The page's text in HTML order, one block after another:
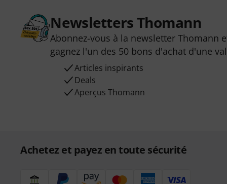
Newsletters Thomann
Abonnez-vous à la newsletter Thomann
gagnez l'un des 50 bons d'achat d'une
Articles inspirants
Deals
Aperçus Thomann
Achetez et payez en toute sécurité